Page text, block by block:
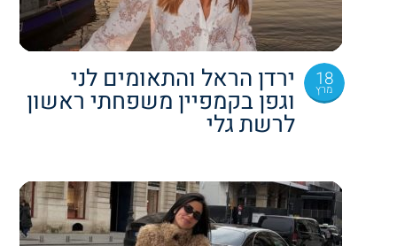
18
מרץ ירדן הראל והתאומים לני
וגפן בקמפיין משפחתי ראשון
לרשת גלי